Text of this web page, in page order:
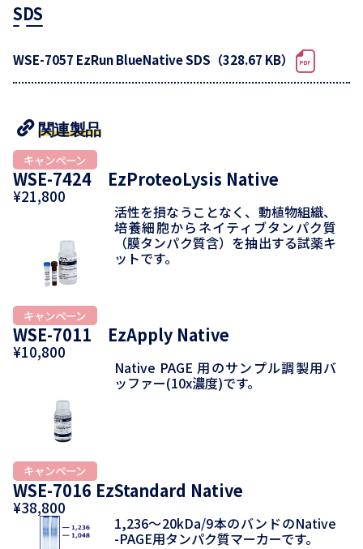
SDS
WSE-7057 EzRun BlueNative SDS（328.67 KB）
関連製品
WSE-7424 EzProteoLysis Native
¥21,800
活性を損なうことなく、動植物組織、
培養細胞からネイティブタンパク質
（膜タンパク質含）を抽出する試薬キ
ットです。
WSE-7011 EzApply Native
¥10,800
Native PAGE 用のサンプル調製用バ
ッファー(10x濃度)です。
WSE-7016 EzStandard Native
¥38,800
1,236～20kDa/9本のバンドのNative
-PAGE用タンパク質マーカーです。